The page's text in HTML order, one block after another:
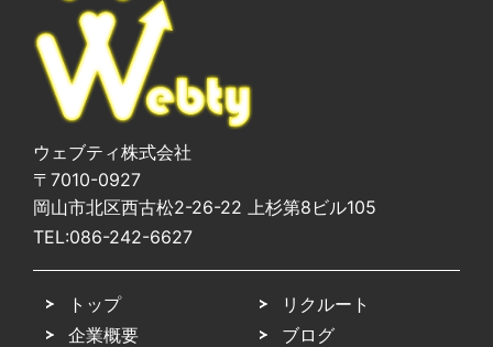
ウェブティ株式会社
〒7010-0927
岡山市北区西古松2-26-22 上杉第8ビル105
TEL:086-242-6627
トップ
企業概要
リクルート
ブログ